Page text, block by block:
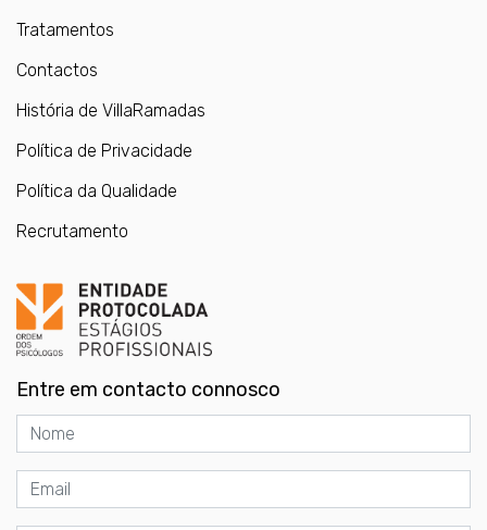
Tratamentos
Contactos
História de VillaRamadas
Política de Privacidade
Política da Qualidade
Recrutamento
Entre em contacto connosco